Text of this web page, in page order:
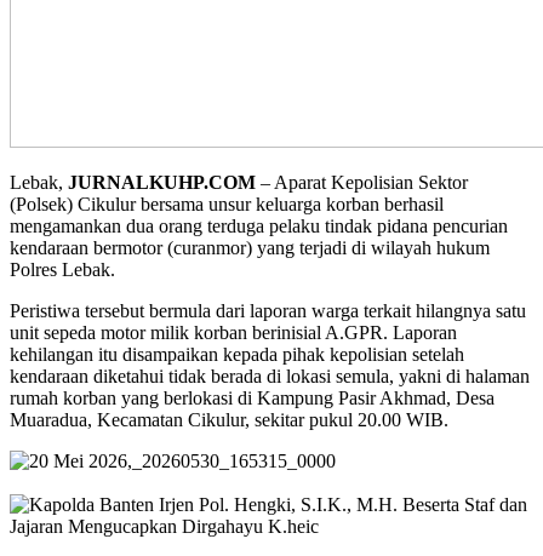
Lebak, JURNALKUHP.COM – Aparat Kepolisian Sektor
(Polsek) Cikulur bersama unsur keluarga korban berhasil
mengamankan dua orang terduga pelaku tindak pidana pencurian
kendaraan bermotor (curanmor) yang terjadi di wilayah hukum
Polres Lebak.
Peristiwa tersebut bermula dari laporan warga terkait hilangnya satu
unit sepeda motor milik korban berinisial A.GPR. Laporan
kehilangan itu disampaikan kepada pihak kepolisian setelah
kendaraan diketahui tidak berada di lokasi semula, yakni di halaman
rumah korban yang berlokasi di Kampung Pasir Akhmad, Desa
Muaradua, Kecamatan Cikulur, sekitar pukul 20.00 WIB.